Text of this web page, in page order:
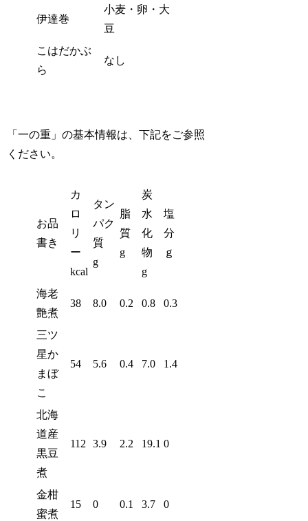
伊達巻
小麦・卵・大
豆
こはだかぶ
ら
なし
「一の重」の基本情報は、下記をご参照
ください。
お品
書き
カ
ロ
リ
ー
kcal
タン
パク
質
g
脂
質
g
炭
水
化
物
g
塩
分
ｇ
海老
艶煮
38 8.0 0.2 0.8 0.3
三ツ
星か
まぼ
こ
54 5.6 0.4 7.0 1.4
北海
道産
黒豆
煮
112 3.9 2.2 19.1 0
金柑
蜜煮
15 0 0.1 3.7 0